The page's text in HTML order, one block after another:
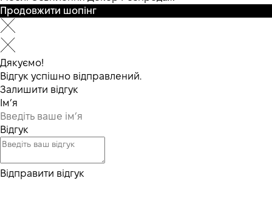
Продовжити шопінг
Дякуємо!
Відгук успішно відправлений.
Залишити відгук
Ім’я
Відгук
Відправити відгук